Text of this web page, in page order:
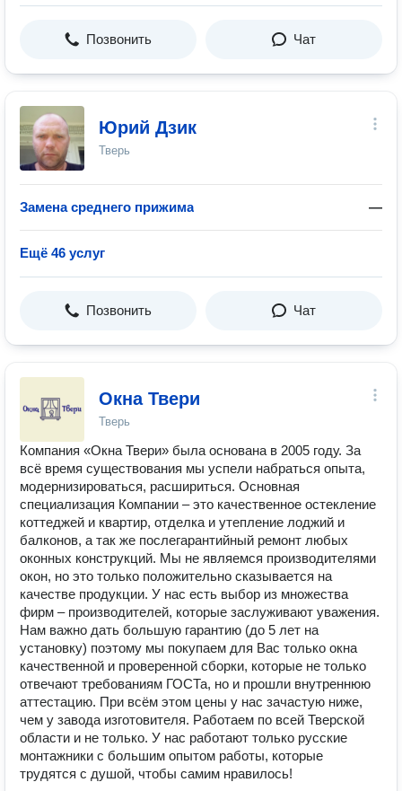
Позвонить Чат
Юрий Дзик
Тверь
Замена среднего прижима —
Ещё 46 услуг
Позвонить Чат
Окна Твери
Тверь
Компания «Окна Твери» была основана в 2005 году. За
всё время существования мы успели набраться опыта,
модернизироваться, расшириться. Основная
специализация Компании – это качественное остекление
коттеджей и квартир, отделка и утепление лоджий и
балконов, а так же послегарантийный ремонт любых
оконных конструкций. Мы не являемся производителями
окон, но это только положительно сказывается на
качестве продукции. У нас есть выбор из множества
фирм – производителей, которые заслуживают уважения.
Нам важно дать большую гарантию (до 5 лет на
установку) поэтому мы покупаем для Вас только окна
качественной и проверенной сборки, которые не только
отвечают требованиям ГОСТа, но и прошли внутреннюю
аттестацию. При всём этом цены у нас зачастую ниже,
чем у завода изготовителя. Работаем по всей Тверской
области и не только. У нас работают только русские
монтажники с большим опытом работы, которые
трудятся с душой, чтобы самим нравилось!